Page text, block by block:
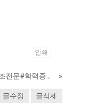
인쇄
▶️자격증대리시험▶️ 【▶▶텔레: hxm2345】 병원진단서위조전문#학력증명서제작#학력증명서위조▶️ ☎ 병원진단서작업 【▶▶텔레: hxm2345】 ✌ ↔✂ ː100%원본과동일제작입니다✍♀ ☪✂ ː고퀄리티를 원하시는분 바로 »
글수정 글삭제